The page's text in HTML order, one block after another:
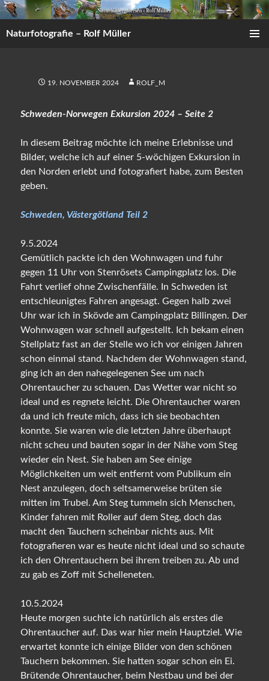
Zum
Inhalt
springen
Naturfotografie – Rolf Müller
19. NOVEMBER 2024 ROLF_M
Schweden-Norwegen Exkursion 2024 – Seite 2
In diesem Beitrag möchte ich meine Erlebnisse und
Bilder, welche ich auf einer 5-wöchigen Exkursion in
den Norden erlebt und fotografiert habe, zum Besten
geben.
Schweden, Västergötland Teil 2
9.5.2024
Gemütlich packte ich den Wohnwagen und fuhr
gegen 11 Uhr von Stenrösets Campingplatz los. Die
Fahrt verlief ohne Zwischenfälle. In Schweden ist
entschleunigtes Fahren angesagt. Gegen halb zwei
Uhr war ich in Skövde am Campingplatz Billingen. Der
Wohnwagen war schnell aufgestellt. Ich bekam einen
Stellplatz fast an der Stelle wo ich vor einigen Jahren
schon einmal stand. Nachdem der Wohnwagen stand,
ging ich an den nahegelegenen See um nach
Ohrentaucher zu schauen. Das Wetter war nicht so
ideal und es regnete leicht. Die Ohrentaucher waren
da und ich freute mich, dass ich sie beobachten
konnte. Sie waren wie die letzten Jahre überhaupt
nicht scheu und bauten sogar in der Nähe vom Steg
wieder ein Nest. Sie haben am See einige
Möglichkeiten um weit entfernt vom Publikum ein
Nest anzulegen, doch seltsamerweise brüten sie
mitten im Trubel. Am Steg tummeln sich Menschen,
Kinder fahren mit Roller auf dem Steg, doch das
macht den Tauchern scheinbar nichts aus. Mit
fotografieren war es heute nicht ideal und so schaute
ich den Ohrentauchern bei ihrem treiben zu. Ab und
zu gab es Zoff mit Schelleneten.
10.5.2024
Heute morgen suchte ich natürlich als erstes die
Ohrentaucher auf. Das war hier mein Hauptziel. Wie
erwartet konnte ich einige Bilder von den schönen
Tauchern bekommen. Sie hatten sogar schon ein Ei.
Brütende Ohrentaucher, beim Nestbau und bei der